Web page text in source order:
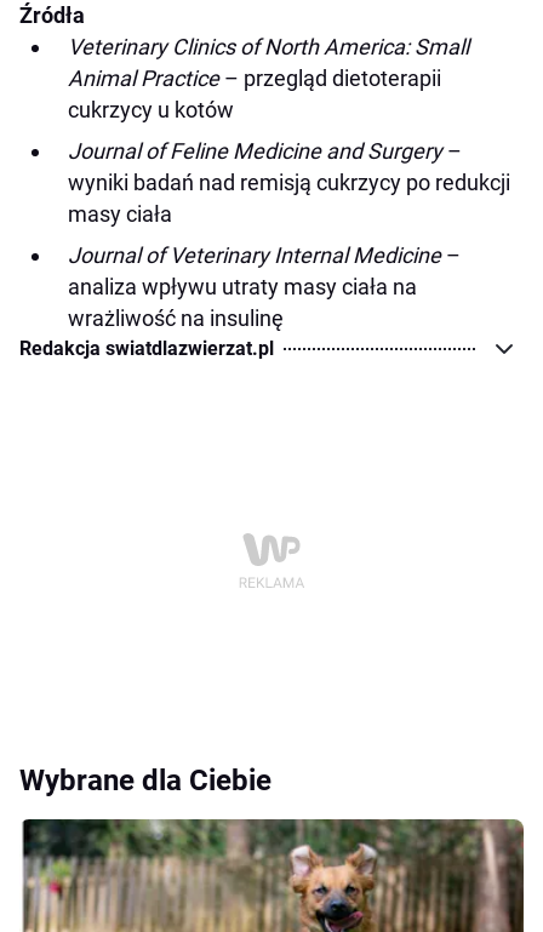
Źródła
Veterinary Clinics of North America: Small
Animal Practice– przegląd dietoterapii
cukrzycy u kotów
Journal of Feline Medicine and Surgery–
wyniki badań nad remisją cukrzycy po redukcji
masy ciała
Journal of Veterinary Internal Medicine–
analiza wpływu utraty masy ciała na
wrażliwość na insulinę
Redakcja swiatdlazwierzat.pl
Wybrane dla Ciebie